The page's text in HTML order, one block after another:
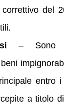
del
– Sono
entro
a titolo